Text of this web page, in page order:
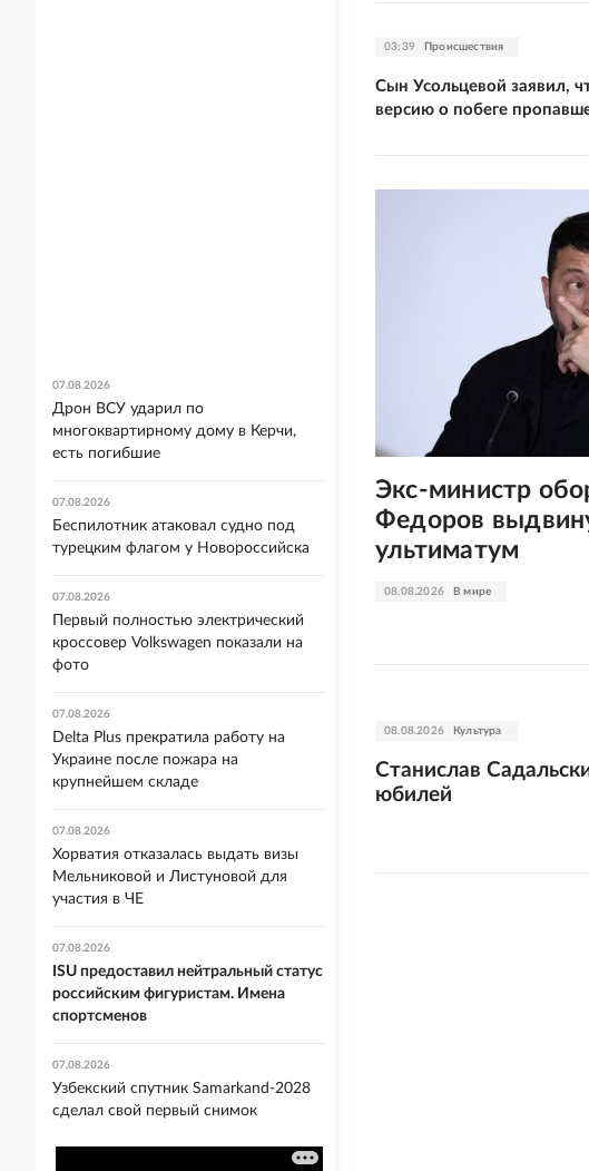
03:39 Происшествия
Сын Усольцевой заявил,
версию о побеге
08.08.2026 В мире
Экс-министр
Федоров
ультиматум
08.08.2026 Культура
Станислав
юбилей
07.08.2026
Дрон ВСУ ударил по
многоквартирному дому в Керчи,
есть погибшие
07.08.2026
Беспилотник атаковал судно под
турецким флагом у Новороссийска
07.08.2026
Первый полностью электрический
кроссовер Volkswagen показали на
фото
07.08.2026
Delta Plus прекратила работу на
Украине после пожара на
крупнейшем складе
07.08.2026
Хорватия отказалась выдать визы
Мельниковой и Листуновой для
участия в ЧЕ
07.08.2026
ISU предоставил нейтральный статус
российским фигуристам. Имена
спортсменов
07.08.2026
Узбекский спутник Samarkand-2028
сделал свой первый снимок